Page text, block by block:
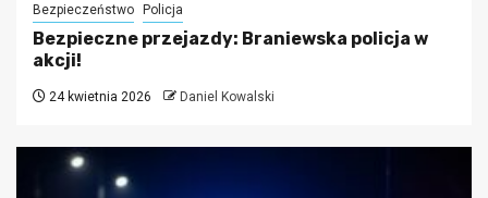
Bezpieczeństwo Policja
Bezpieczne przejazdy: Braniewska policja w
akcji!
24 kwietnia 2026 Daniel Kowalski